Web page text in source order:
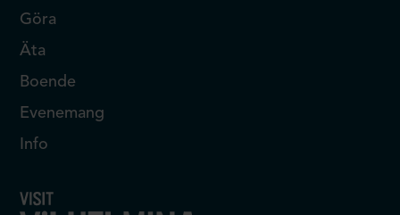
Göra
Äta
Boende
Evenemang
Info